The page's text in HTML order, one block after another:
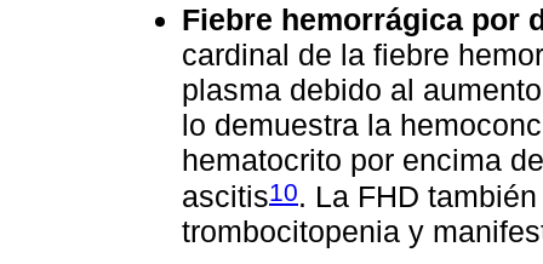
Fiebre hemorrágica por
cardinal de la fiebre
plasma debido al
lo demuestra la
hematocrito por encima
ascitis10. La FHD
trombocitopenia y